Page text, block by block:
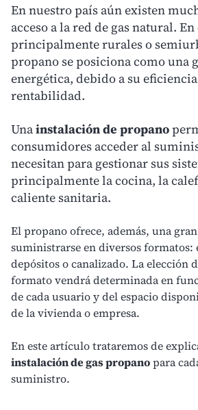
En nuestro país aún existen
acceso a la red de gas natural. En
principalmente rurales o
propano se posiciona como una
energética, debido a su
rentabilidad.
Unainstalación de propano
consumidores acceder al
necesitan para gestionar sus
principalmente la cocina, la
caliente sanitaria.
Elpropanoofrece, además, una
suministrarse en diversos formatos:
depósitos o canalizado. La elección
formato vendrá determinada en
de cada usuario y del espacio
de laviviendaoempresa.
En este artículo trataremos de
instalación de gas propanopara
suministro.